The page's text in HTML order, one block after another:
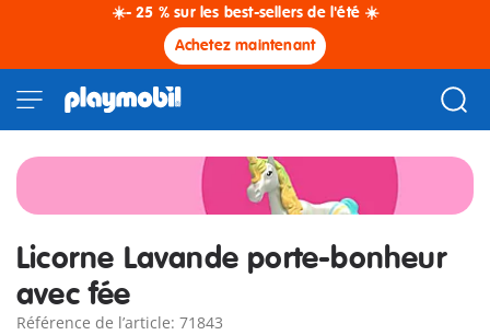
☀️- 25 % sur les best-sellers de l'été ☀️
Achetez maintenant
Licorne Lavande porte-bonheur
avec fée
Référence de l’article: 71843